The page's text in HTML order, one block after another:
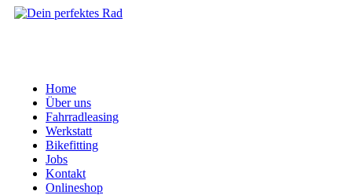
Home
Über uns
Fahrradleasing
Werkstatt
Bikefitting
Jobs
Kontakt
Onlineshop